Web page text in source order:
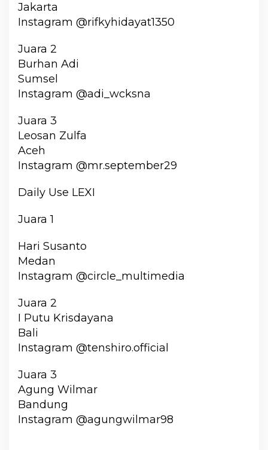
Jakarta
Instagram @rifkyhidayat1350
Juara 2
Burhan Adi
Sumsel
Instagram @adi_wcksna
Juara 3
Leosan Zulfa
Aceh
Instagram @mr.september29
Daily Use LEXI
Juara 1
Hari Susanto
Medan
Instagram @circle_multimedia
Juara 2
I Putu Krisdayana
Bali
Instagram @tenshiro.official
Juara 3
Agung Wilmar
Bandung
Instagram @agungwilmar98